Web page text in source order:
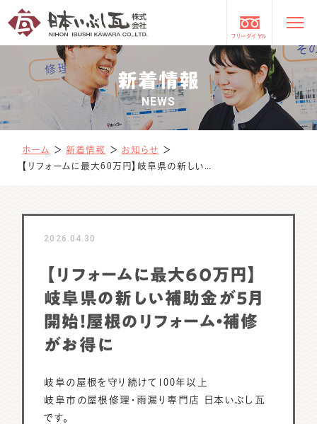
フリーダイヤル
新着情報
NEWS
ホーム ＞ 新着情報 ＞ お知らせ
＞
【リフォームに最大60万円】岐阜県の新しい補助金が5月開始！屋根のリフォーム・補修がお得に
2026.04.30
【リフォームに最大60万円】
岐阜県の新しい補助金が5月
開始！屋根のリフォーム・補修
がお得に
岐阜の屋根を守り続けて100年以上
岐阜市の屋根修理・雨漏り専門店 日本いぶし瓦
です。